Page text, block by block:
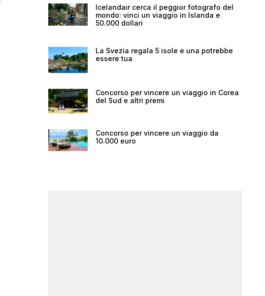
Icelandair cerca il peggior fotografo del
mondo: vinci un viaggio in Islanda e
50.000 dollari
La Svezia regala 5 isole e una potrebbe
essere tua
Concorso per vincere un viaggio in Corea
del Sud e altri premi
Concorso per vincere un viaggio da
10.000 euro